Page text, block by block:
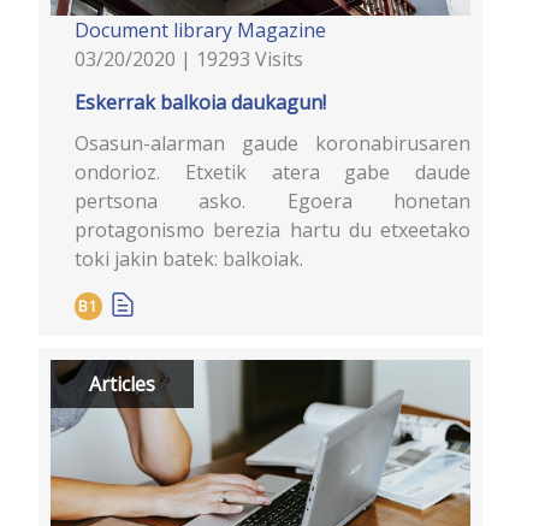
Document library Magazine
03/20/2020 | 19293 Visits
Eskerrak balkoia daukagun!
Osasun-alarman gaude koronabirusaren
ondorioz. Etxetik atera gabe daude
pertsona asko. Egoera honetan
protagonismo berezia hartu du etxeetako
toki jakin batek: balkoiak.
B1
Articles